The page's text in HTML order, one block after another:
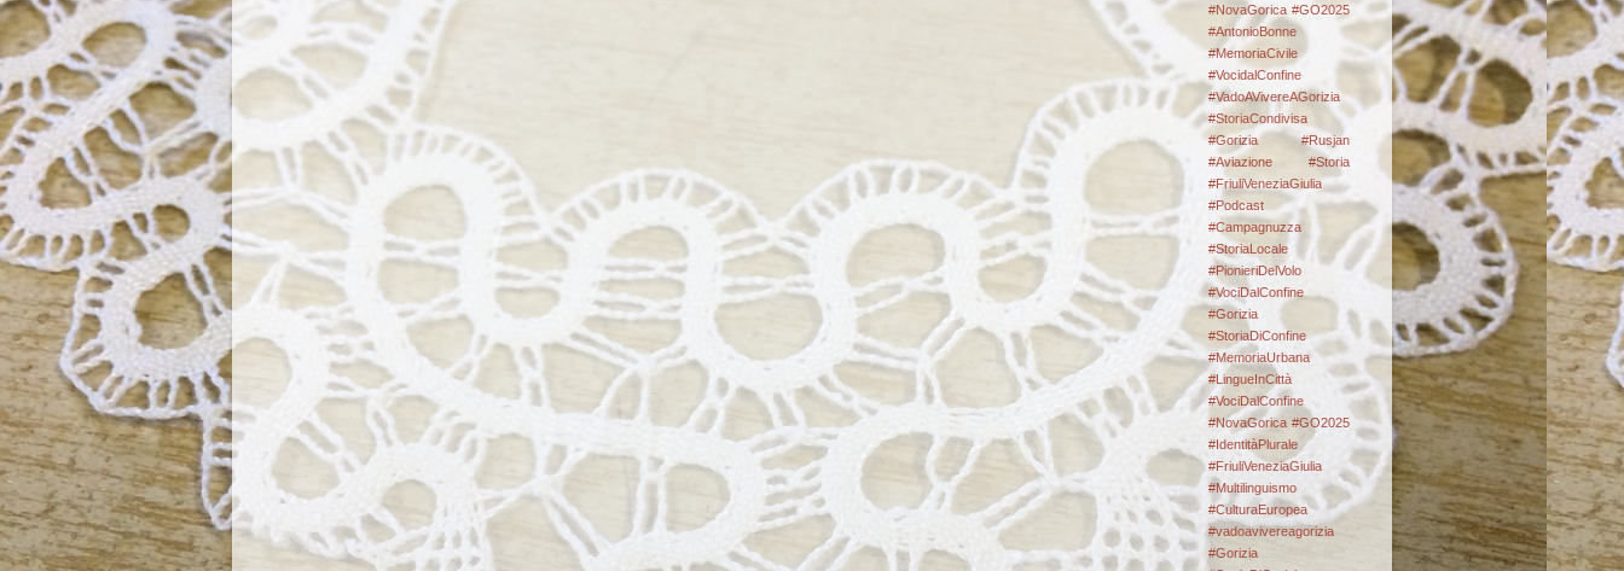
#NovaGorica #GO2025
#AntonioBonne
#MemoriaCivile
#VocidalConfine
#VadoAVivereAGorizia
#StoriaCondivisa
#Gorizia #Rusjan
#Aviazione #Storia
#FriuliVeneziaGiulia
#Podcast
#Campagnuzza
#StoriaLocale
#PionieriDelVolo
#VociDalConfine
#Gorizia
#StoriaDiConfine
#MemoriaUrbana
#LingueInCittà
#VociDalConfine
#NovaGorica #GO2025
#IdentitàPlurale
#FriuliVeneziaGiulia
#Multilinguismo
#CulturaEuropea
#vadoavivereagorizia
#Gorizia